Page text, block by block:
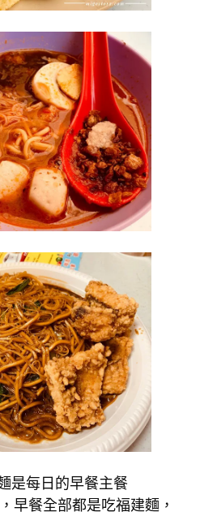
是每日的早餐主餐
早餐全部都是吃福建麵，